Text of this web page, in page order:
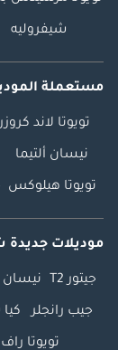
شيفروليه
مستعملة
تويوتا لاند كروزر
نيسان ألتيما
تويوتا هيلوكس
موديلات جديدة
جيتور T2 نيسان
جيب رانجلر
تويوتا راف ٤